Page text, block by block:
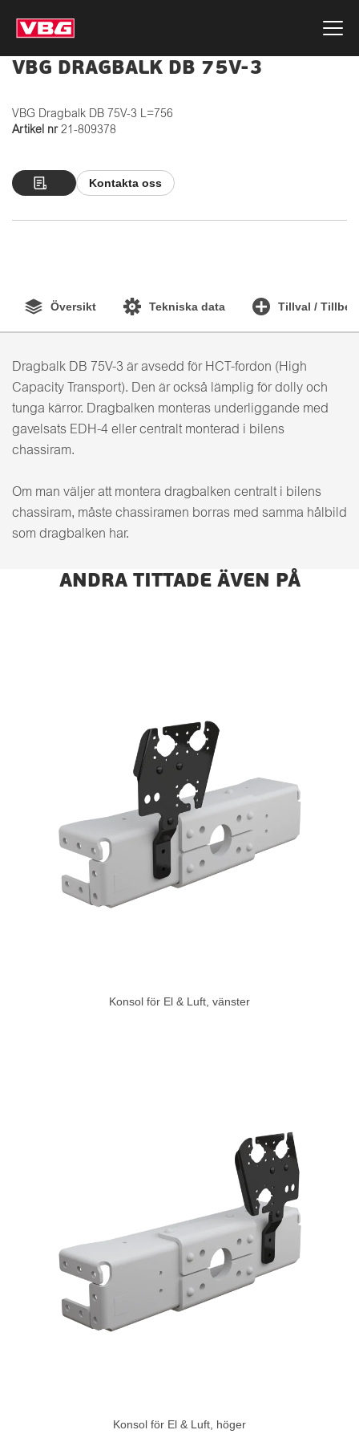
VBG DRAGBALK DB 75V-3
VBG Dragbalk DB 75V-3 L=756
Artikel nr 21-809378
Kontakta oss
Översikt Tekniska data Tillval /
Dragbalk DB 75V-3 är avsedd för HCT-fordon (High
Capacity Transport). Den är också lämplig för dolly och
tunga kärror. Dragbalken monteras underliggande med
gavelsats EDH-4 eller centralt monterad i bilens
chassiram.
Om man väljer att montera dragbalken centralt i bilens
chassiram, måste chassiramen borras med samma hålbild
som dragbalken har.
ANDRA TITTADE ÄVEN PÅ
Konsol för El & Luft, vänster
Konsol för El & Luft, höger